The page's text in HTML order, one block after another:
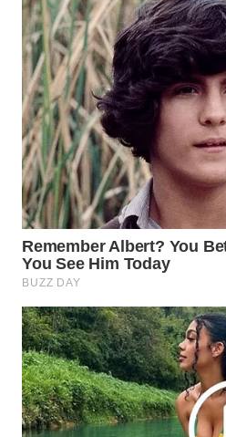
WN
TAPANULI
SELATAN
WN
TANJUNG
LESUNG
WN
KARO
WN
SIMALUNGUN
WN
LABUHANBATU
WN
TAPANULI
TENGAH